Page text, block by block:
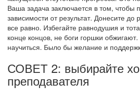
Ваша задача заключается в том, чтобы
зависимости от результат. Донесите до
все равно. Избегайте равнодушия и
конце концов, не боги горшки
научиться. Было бы желание и
СОВЕТ 2: выбирайте
преподавателя